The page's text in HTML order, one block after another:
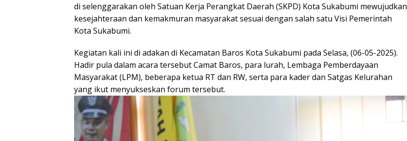
di selenggarakan oleh Satuan Kerja Perangkat Daerah (SKPD) Kota Sukabumi mewujudkan
kesejahteraan dan kemakmuran masyarakat sesuai dengan salah satu Visi Pemerintah
Kota Sukabumi.
Kegiatan kali ini di adakan di Kecamatan Baros Kota Sukabumi pada Selasa, (06-05-2025).
Hadir pula dalam acara tersebut Camat Baros, para lurah, Lembaga Pemberdayaan
Masyarakat (LPM), beberapa ketua RT dan RW, serta para kader dan Satgas Kelurahan
yang ikut menyukseskan forum tersebut.